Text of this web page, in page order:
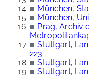
■ München,
■ München,
■ Prag, Archiv
■ Stuttgart,
223
■ Stuttgart,
■ Stuttgart,